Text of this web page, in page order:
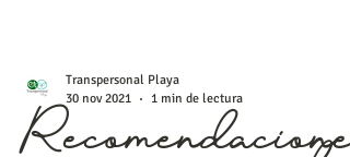
Transpersonal Playa
30 nov 2021
1 min de lectura